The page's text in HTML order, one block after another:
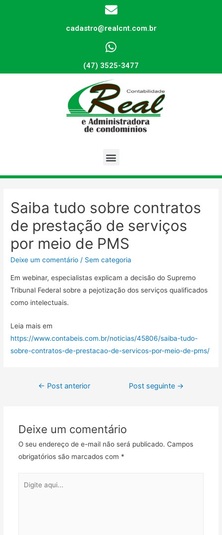
cadastro@realcnt.com.br
(47) 3525-3477
Saiba tudo sobre contratos
de prestação de serviços
por meio de PMS
Deixe um comentário / Sem categoria
Em webinar, especialistas explicam a decisão do Supremo
Tribunal Federal sobre a pejotização dos serviços qualificados
como intelectuais.
Leia mais em
https://www.contabeis.com.br/noticias/45806/saiba-tudo-
sobre-contratos-de-prestacao-de-servicos-por-meio-de-pms/
← Post anterior Post seguinte →
Deixe um comentário
O seu endereço de e-mail não será publicado. Campos
obrigatórios são marcados com *